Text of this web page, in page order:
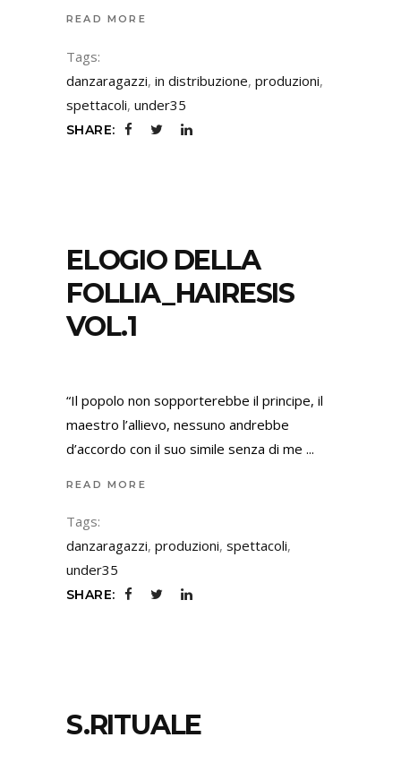
READ MORE
Tags:
danzaragazzi, in distribuzione, produzioni,
spettacoli, under35
SHARE:
ELOGIO DELLA
FOLLIA_HAIRESIS
VOL.1
“Il popolo non sopporterebbe il principe, il
maestro l’allievo, nessuno andrebbe
d’accordo con il suo simile senza di me
READ MORE
Tags:
danzaragazzi, produzioni, spettacoli,
under35
SHARE:
S.RITUALE